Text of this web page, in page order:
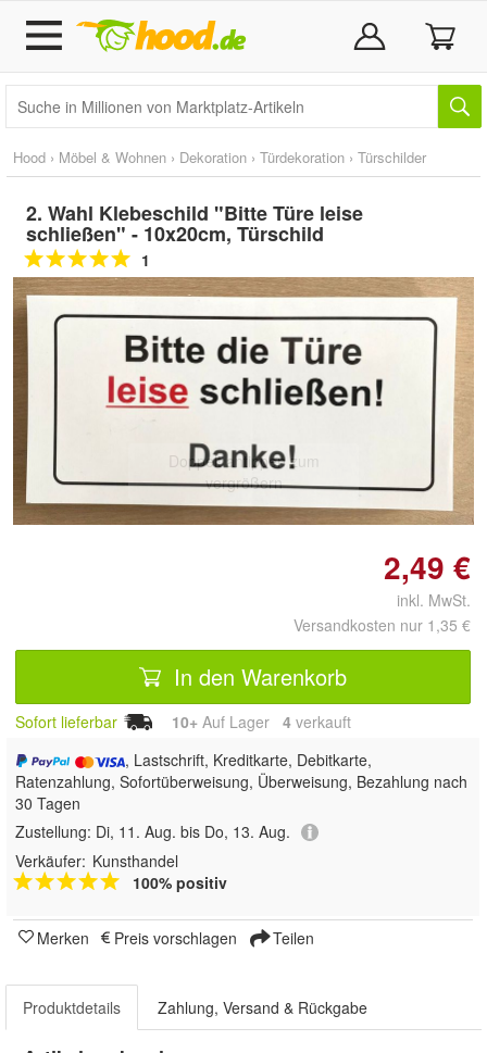
Hood › Möbel & Wohnen › Dekoration › Türdekoration › Türschilder
2. Wahl Klebeschild "Bitte Türe leise
schließen" - 10x20cm, Türschild
1
Doppelt antippen zum
vergrößern
2,49 €
inkl. MwSt.
Versandkosten nur 1,35 €
In den Warenkorb
Sofort lieferbar 10+ Auf Lager 4 verkauft
, Lastschrift, Kreditkarte, Debitkarte,
Ratenzahlung, Sofortüberweisung, Überweisung, Bezahlung nach
30 Tagen
Zustellung: Di, 11. Aug. bis Do, 13. Aug.
Verkäufer: Kunsthandel
100% positiv
Merken Preis vorschlagen Teilen
Produktdetails Zahlung, Versand & Rückgabe